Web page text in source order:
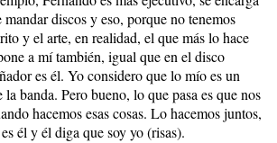
mandar discos y eso, porque no tenemos
y el arte, en realidad, el que más lo hace
a mí también, igual que en el disco
es él. Yo considero que lo mío es un
banda. Pero bueno, lo que pasa es que nos
hacemos esas cosas. Lo hacemos juntos,
él y él diga que soy yo (risas).